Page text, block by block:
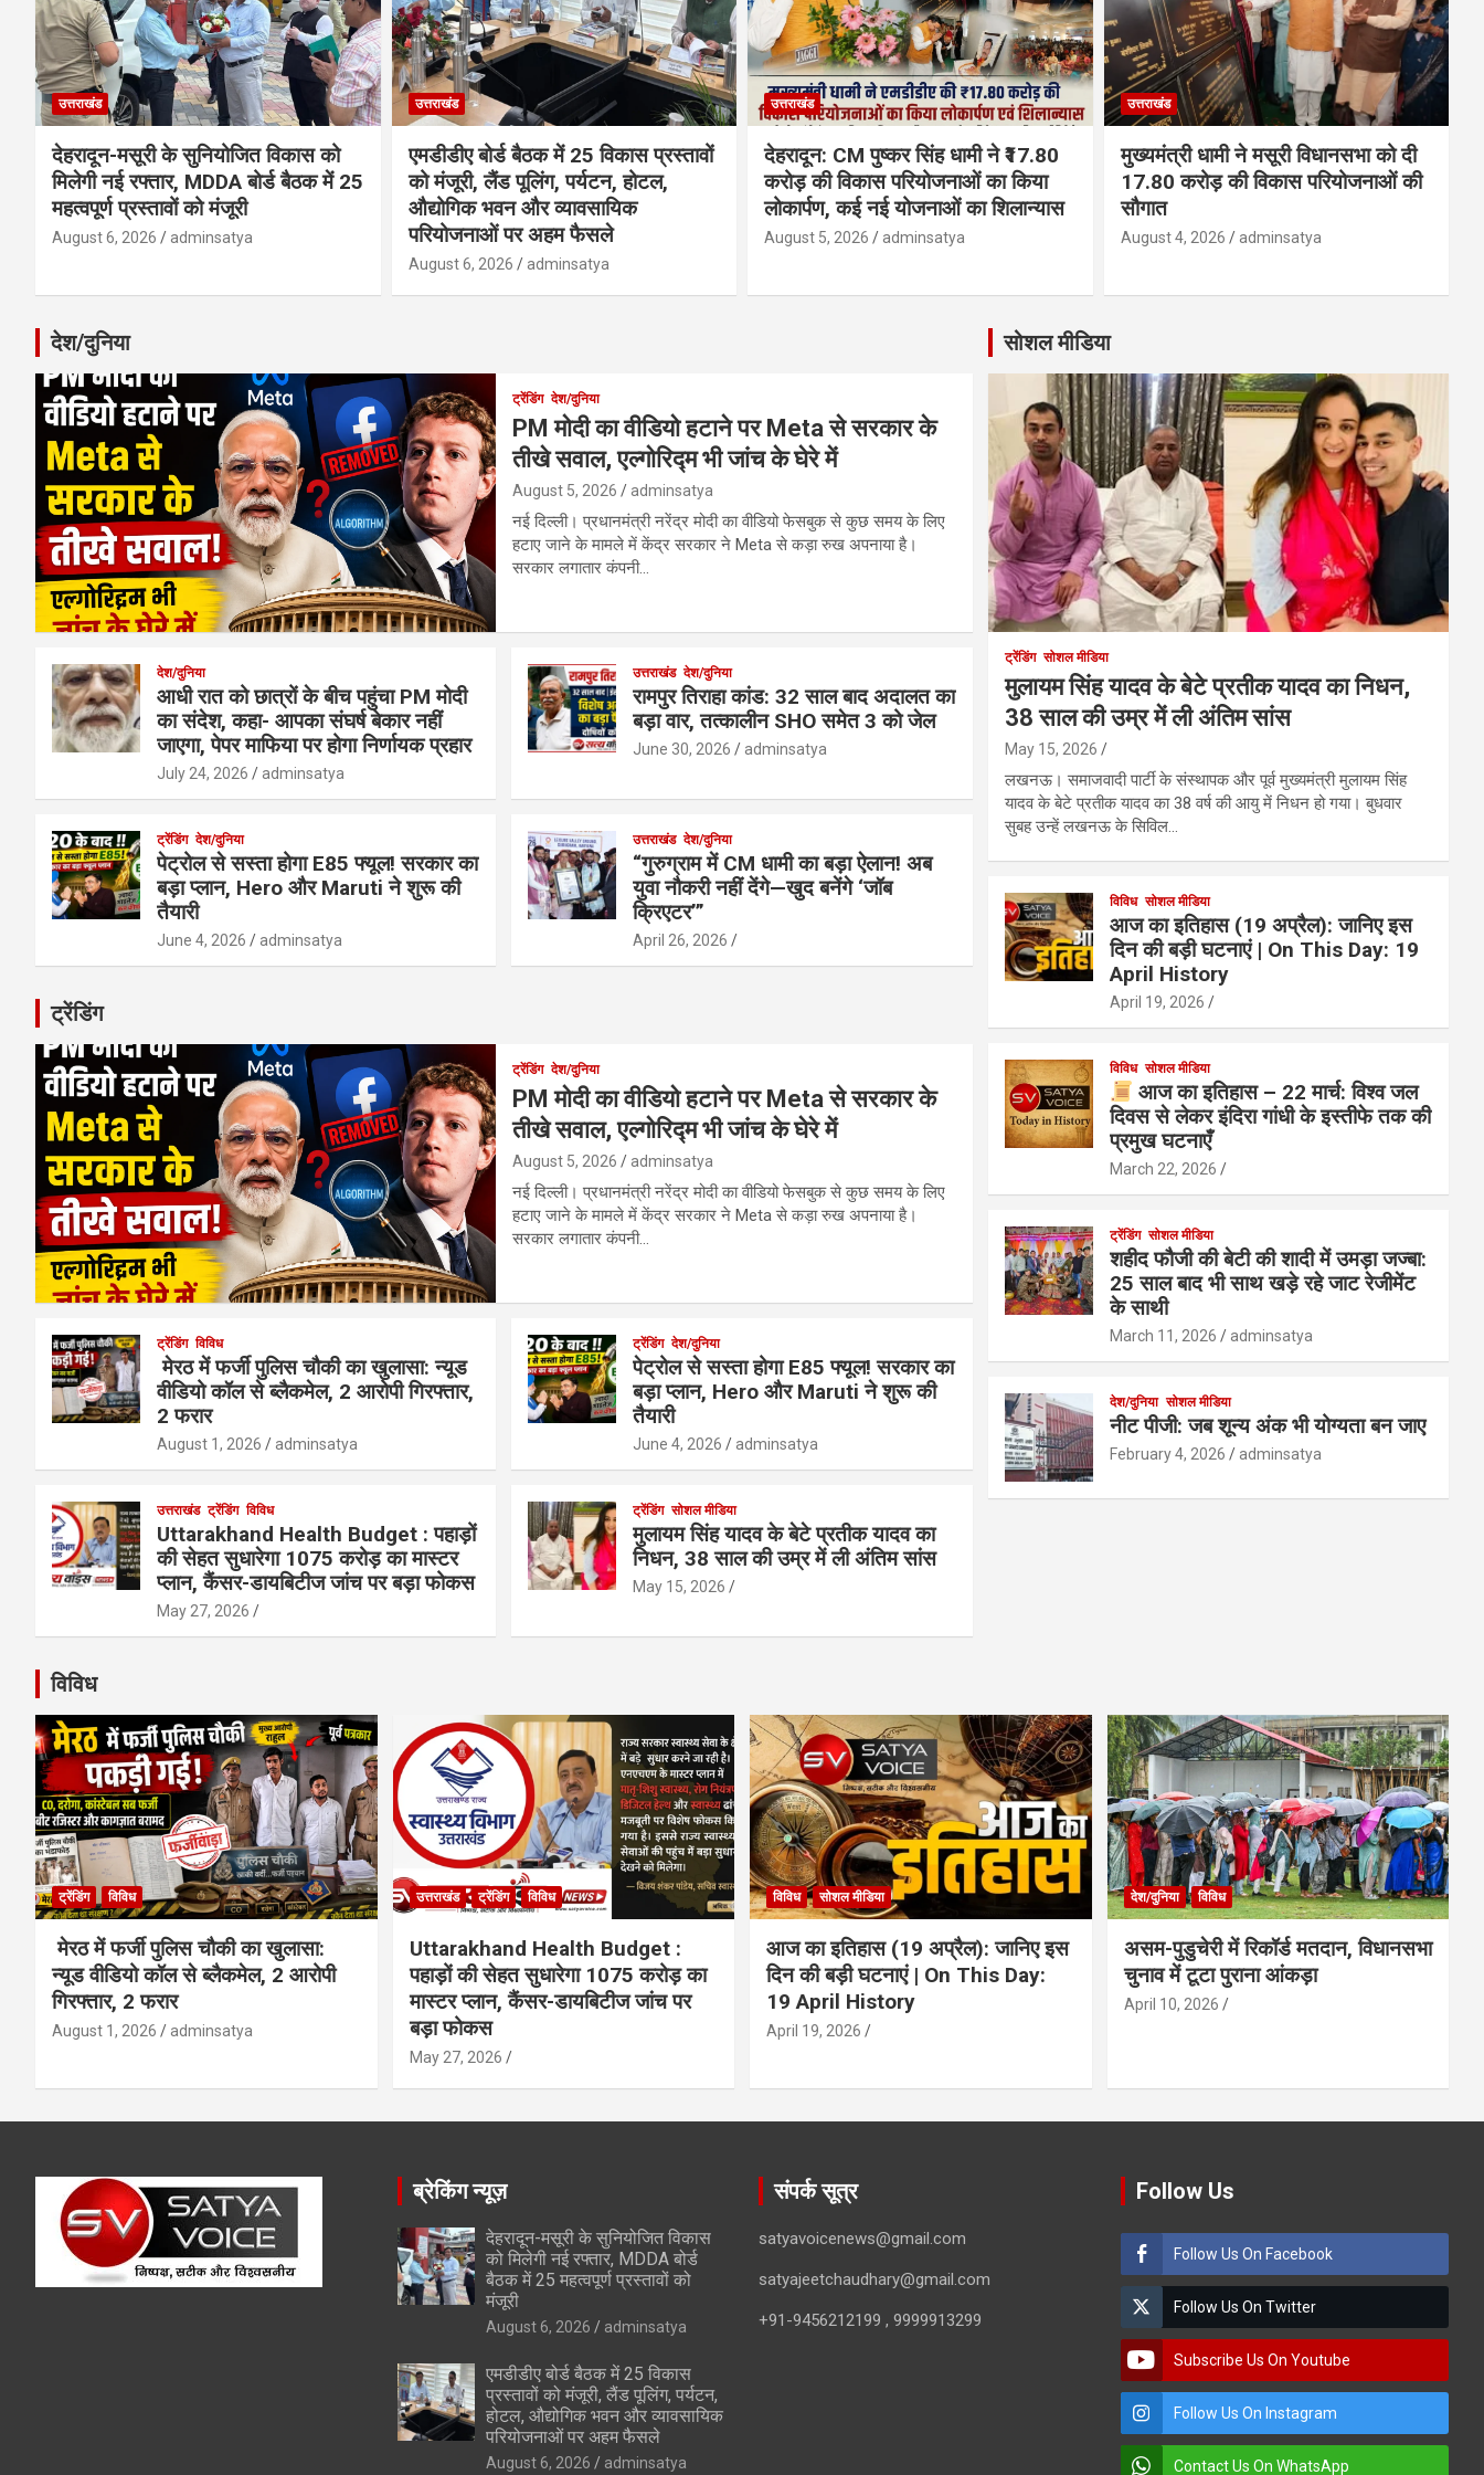
उत्तराखंड
देहरादून-मसूरी के सुनियोजित विकास को
मिलेगी नई रफ्तार, MDDA बोर्ड बैठक में 25
महत्वपूर्ण प्रस्तावों को मंजूरी
August 6, 2026 adminsatya
उत्तराखंड
एमडीडीए बोर्ड बैठक में 25 विकास प्रस्तावों
को मंजूरी, लैंड पूलिंग, पर्यटन, होटल,
औद्योगिक भवन और व्यावसायिक
परियोजनाओं पर अहम फैसले
August 6, 2026 adminsatya
उत्तराखंड
देहरादून: CM पुष्कर सिंह धामी ने ₹17.80
करोड़ की विकास परियोजनाओं का किया
लोकार्पण, कई नई योजनाओं का शिलान्यास
August 5, 2026 adminsatya
उत्तराखंड
मुख्यमंत्री धामी ने मसूरी विधानसभा को दी
17.80 करोड़ की विकास परियोजनाओं की
सौगात
August 4, 2026 adminsatya
देश/दुनिया
ट्रेंडिंग देश/दुनिया
PM मोदी का वीडियो हटाने पर Meta से सरकार के
तीखे सवाल, एल्गोरिद्म भी जांच के घेरे में
August 5, 2026 adminsatya
नई दिल्ली। प्रधानमंत्री नरेंद्र मोदी का वीडियो फेसबुक से कुछ समय के लिए
हटाए जाने के मामले में केंद्र सरकार ने Meta से कड़ा रुख अपनाया है।
सरकार लगातार कंपनी…
देश/दुनिया
आधी रात को छात्रों के बीच पहुंचा PM मोदी
का संदेश, कहा- आपका संघर्ष बेकार नहीं
जाएगा, पेपर माफिया पर होगा निर्णायक प्रहार
July 24, 2026 adminsatya
उत्तराखंड देश/दुनिया
रामपुर तिराहा कांड: 32 साल बाद अदालत का
बड़ा वार, तत्कालीन SHO समेत 3 को जेल
June 30, 2026 adminsatya
ट्रेंडिंग देश/दुनिया
पेट्रोल से सस्ता होगा E85 फ्यूल! सरकार का
बड़ा प्लान, Hero और Maruti ने शुरू की
तैयारी
June 4, 2026 adminsatya
उत्तराखंड देश/दुनिया
“गुरुग्राम में CM धामी का बड़ा ऐलान! अब
युवा नौकरी नहीं देंगे—खुद बनेंगे ‘जॉब
क्रिएटर’”
April 26, 2026
ट्रेंडिंग
ट्रेंडिंग देश/दुनिया
PM मोदी का वीडियो हटाने पर Meta से सरकार के
तीखे सवाल, एल्गोरिद्म भी जांच के घेरे में
August 5, 2026 adminsatya
नई दिल्ली। प्रधानमंत्री नरेंद्र मोदी का वीडियो फेसबुक से कुछ समय के लिए
हटाए जाने के मामले में केंद्र सरकार ने Meta से कड़ा रुख अपनाया है।
सरकार लगातार कंपनी…
ट्रेंडिंग विविध
मेरठ में फर्जी पुलिस चौकी का खुलासा: न्यूड
वीडियो कॉल से ब्लैकमेल, 2 आरोपी गिरफ्तार,
2 फरार
August 1, 2026 adminsatya
ट्रेंडिंग देश/दुनिया
पेट्रोल से सस्ता होगा E85 फ्यूल! सरकार का
बड़ा प्लान, Hero और Maruti ने शुरू की
तैयारी
June 4, 2026 adminsatya
उत्तराखंड ट्रेंडिंग विविध
Uttarakhand Health Budget : पहाड़ों
की सेहत सुधारेगा 1075 करोड़ का मास्टर
प्लान, कैंसर-डायबिटीज जांच पर बड़ा फोकस
May 27, 2026
ट्रेंडिंग सोशल मीडिया
मुलायम सिंह यादव के बेटे प्रतीक यादव का
निधन, 38 साल की उम्र में ली अंतिम सांस
May 15, 2026
सोशल मीडिया
ट्रेंडिंग सोशल मीडिया
मुलायम सिंह यादव के बेटे प्रतीक यादव का निधन,
38 साल की उम्र में ली अंतिम सांस
May 15, 2026
लखनऊ। समाजवादी पार्टी के संस्थापक और पूर्व मुख्यमंत्री मुलायम सिंह
यादव के बेटे प्रतीक यादव का 38 वर्ष की आयु में निधन हो गया। बुधवार
सुबह उन्हें लखनऊ के सिविल…
विविध सोशल मीडिया
आज का इतिहास (19 अप्रैल): जानिए इस
दिन की बड़ी घटनाएं | On This Day: 19
April History
April 19, 2026
विविध सोशल मीडिया
आज का इतिहास – 22 मार्च: विश्व जल
दिवस से लेकर इंदिरा गांधी के इस्तीफे तक की
प्रमुख घटनाएँ
March 22, 2026
ट्रेंडिंग सोशल मीडिया
शहीद फौजी की बेटी की शादी में उमड़ा जज्बा:
25 साल बाद भी साथ खड़े रहे जाट रेजीमेंट
के साथी
March 11, 2026 adminsatya
देश/दुनिया सोशल मीडिया
नीट पीजी: जब शून्य अंक भी योग्यता बन जाए
February 4, 2026 adminsatya
विविध
ट्रेंडिंग विविध
मेरठ में फर्जी पुलिस चौकी का खुलासा:
न्यूड वीडियो कॉल से ब्लैकमेल, 2 आरोपी
गिरफ्तार, 2 फरार
August 1, 2026 adminsatya
उत्तराखंड ट्रेंडिंग विविध
Uttarakhand Health Budget :
पहाड़ों की सेहत सुधारेगा 1075 करोड़ का
मास्टर प्लान, कैंसर-डायबिटीज जांच पर
बड़ा फोकस
May 27, 2026
विविध सोशल मीडिया
आज का इतिहास (19 अप्रैल): जानिए इस
दिन की बड़ी घटनाएं | On This Day:
19 April History
April 19, 2026
देश/दुनिया विविध
असम-पुडुचेरी में रिकॉर्ड मतदान, विधानसभा
चुनाव में टूटा पुराना आंकड़ा
April 10, 2026
ब्रेकिंग न्यूज़
देहरादून-मसूरी के सुनियोजित विकास
को मिलेगी नई रफ्तार, MDDA बोर्ड
बैठक में 25 महत्वपूर्ण प्रस्तावों को
मंजूरी
August 6, 2026 adminsatya
एमडीडीए बोर्ड बैठक में 25 विकास
प्रस्तावों को मंजूरी, लैंड पूलिंग, पर्यटन,
होटल, औद्योगिक भवन और व्यावसायिक
परियोजनाओं पर अहम फैसले
August 6, 2026 adminsatya
संपर्क सूत्र
satyavoicenews@gmail.com
satyajeetchaudhary@gmail.com
+91-9456212199 , 9999913299
Follow Us
Follow Us On Facebook
Follow Us On Twitter
Subscribe Us On Youtube
Follow Us On Instagram
Contact Us On WhatsApp